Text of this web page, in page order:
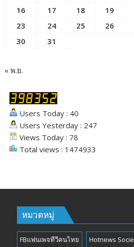
16
17 18 19
23
24 25 26
30
31
« พ.ย.
Users Today : 40
Users Yesterday : 247
Views Today : 78
Total views : 1474933
หมวดหมู่
FBแฟนเพจทีวีคนไทย Hotnews